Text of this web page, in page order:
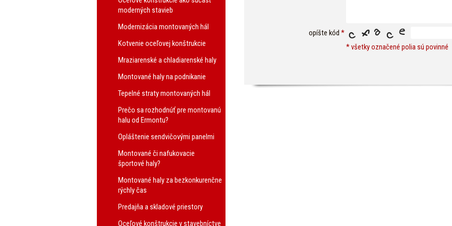
moderných stavieb
Modernizácia montovaných hál
Kotvenie oceľovej konštrukcie
Mraziarenské a chladiarenské haly
Montované haly na podnikanie
Tepelné straty montovaných hál
Prečo sa rozhodnúť pre montovanú
halu od Ermontu?
Opláštenie sendvičovými panelmi
Montované či nafukovacie
športové haly?
Montované haly za bezkonkurenčne
rýchly čas
Predajňa a skladové priestory
Oceľové konštrukcie v stavebníctve
opíšte kód *
* všetky označené polia sú povinné